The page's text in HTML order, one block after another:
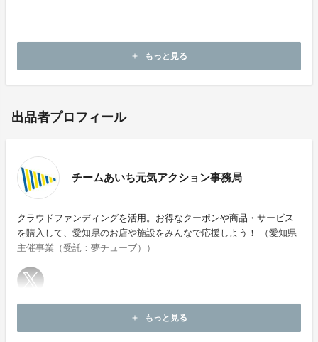
add もっと見る
出品者プロフィール
チームあいち元気アクション事務局
クラウドファンディングを活用。お得なクーポンや商品・サービス
を購入して、愛知県のお店や施設をみんなで応援しよう！ （愛知県
主催事業（受託：夢チューブ））
add もっと見る